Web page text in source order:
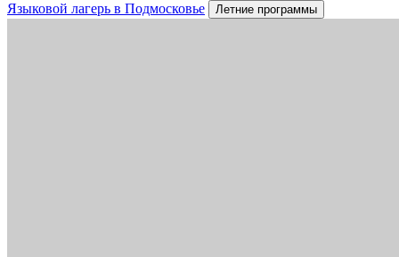
Языковой лагерь в Подмосковье
Летние программы